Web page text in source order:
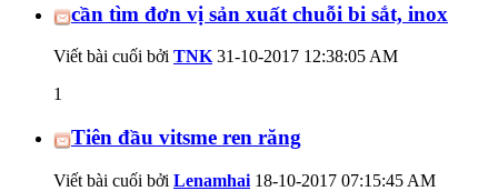
cần tìm đơn vị sản xuất chuỗi bi sắt, inox
Viết bài cuối bởi TNK 31-10-2017 12:38:05 AM
1
Tiên đầu vitsme ren răng
Viết bài cuối bởi Lenamhai 18-10-2017 07:15:45 AM